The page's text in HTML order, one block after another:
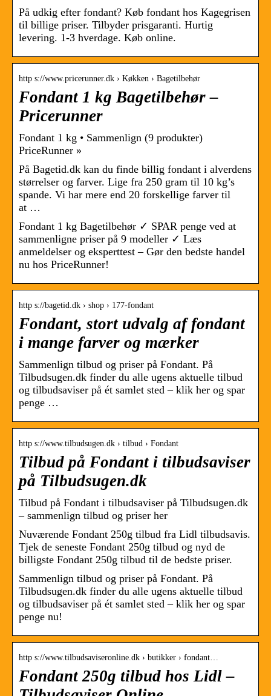
På udkig efter fondant? Køb fondant hos Kagegrisen
til billige priser. Tilbyder prisgaranti. Hurtig
levering. 1-3 hverdage. Køb online.
http s://www.pricerunner.dk › Køkken › Bagetilbehør
Fondant 1 kg Bagetilbehør –
Pricerunner
Fondant 1 kg • Sammenlign (9 produkter)
PriceRunner »
På Bagetid.dk kan du finde billig fondant i alverdens
størrelser og farver. Lige fra 250 gram til 10 kg’s
spande. Vi har mere end 20 forskellige farver til
at …
Fondant 1 kg Bagetilbehør ✓ SPAR penge ved at
sammenligne priser på 9 modeller ✓ Læs
anmeldelser og eksperttest – Gør den bedste handel
nu hos PriceRunner!
http s://bagetid.dk › shop › 177-fondant
Fondant, stort udvalg af fondant
i mange farver og mærker
Sammenlign tilbud og priser på Fondant. På
Tilbudsugen.dk finder du alle ugens aktuelle tilbud
og tilbudsaviser på ét samlet sted – klik her og spar
penge …
http s://www.tilbudsugen.dk › tilbud › Fondant
Tilbud på Fondant i tilbudsaviser
på Tilbudsugen.dk
Tilbud på Fondant i tilbudsaviser på Tilbudsugen.dk
– sammenlign tilbud og priser her
Nuværende Fondant 250g tilbud fra Lidl tilbudsavis.
Tjek de seneste Fondant 250g tilbud og nyd de
billigste Fondant 250g tilbud til de bedste priser.
Sammenlign tilbud og priser på Fondant. På
Tilbudsugen.dk finder du alle ugens aktuelle tilbud
og tilbudsaviser på ét samlet sted – klik her og spar
penge nu!
http s://www.tilbudsaviseronline.dk › butikker › fondant…
Fondant 250g tilbud hos Lidl –